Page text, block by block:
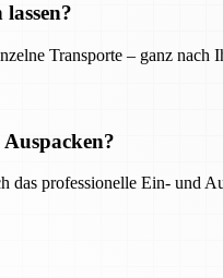
Transporte – ganz nach
das professionelle Ein- und